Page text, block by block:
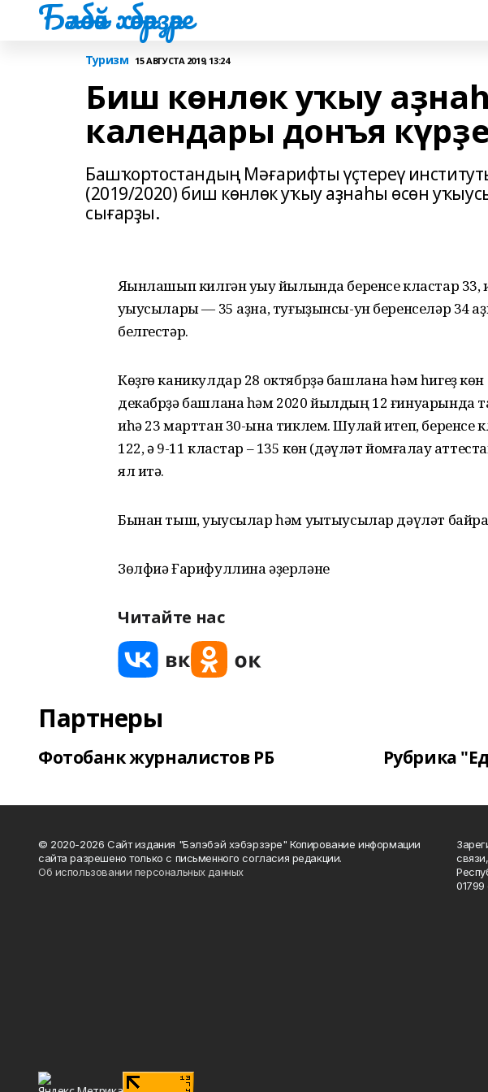
Бәләбәй хәбәрҙәре
Туризм 15 АВГУСТА 2019, 13:24
Биш көнлөк уҡыу
календары донъя күрҙе
Башҡортостандың Мәғарифты үҫтереү
(2019/2020) биш көнлөк уҡыу аҙнаһы өсөн
сығарҙы.
Яҡынлашып килгән уҡыу йылында беренсе кластар 33,
уҡыусылары — 35 аҙна, туғыҙынсы-ун беренселәр 34
белгестәр.
Көҙгө каникулдар 28 октябрҙә башлана һәм һигеҙ
декабрҙә башлана һәм 2020 йылдың 12 ғинуарында
иһә 23 марттан 30-ына тиклем. Шулай итеп, беренсе
122, ә 9-11 кластар – 135 көн (дәүләт йомғаҡлау
ял итә.
Бынан тыш, уҡыусылар һәм уҡытыусылар дәүләт
Зөлфиә Ғарифуллина әҙерләне
Читайте нас
Партнеры
Фотобанк журналистов РБ Рубрика
© 2020-2026 Сайт издания "Бэлэбэй хэбэрзэре" Копирование информации
сайта разрешено только с письменного согласия редакции.
Об использовании персональных данных
01799